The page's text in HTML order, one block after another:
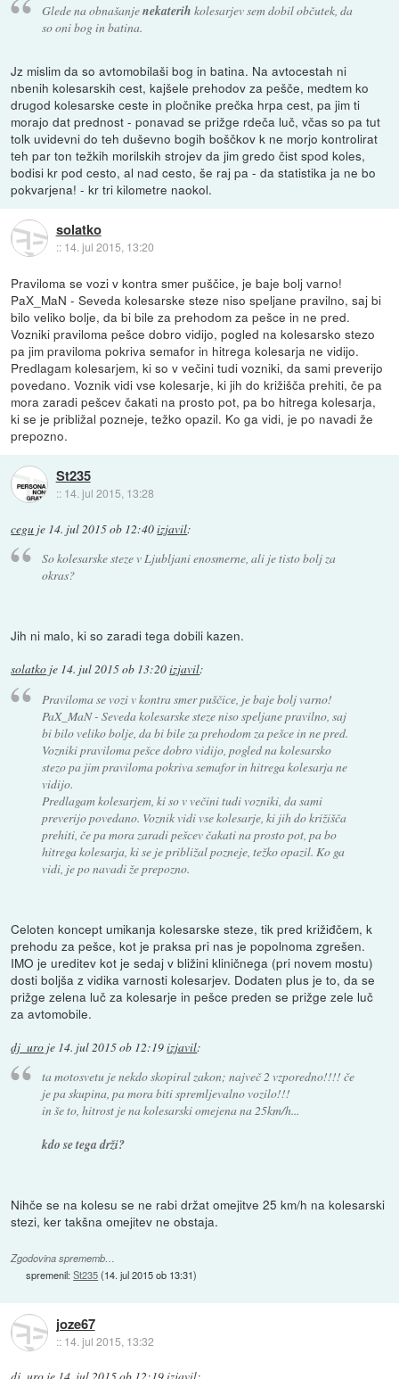
Glede na obnašanjenekaterih kolesarjev sem dobil občutek, da
so oni bog in batina.
Jz mislim da so avtomobilaši bog in batina. Na avtocestah ni
nbenih kolesarskih cest, kajšele prehodov za pešče, medtem ko
drugod kolesarske ceste in pločnike prečka hrpa cest, pa jim ti
morajo dat prednost - ponavad se prižge rdeča luč, včas so pa tut
tolk uvidevni do teh duševno bogih boščkov k ne morjo kontrolirat
teh par ton težkih morilskih strojev da jim gredo čist spod koles,
bodisi kr pod cesto, al nad cesto, še raj pa - da statistika ja ne bo
pokvarjena! - kr tri kilometre naokol.
solatko
:: 14. jul 2015, 13:20
Praviloma se vozi v kontra smer puščice, je baje bolj varno!
PaX_MaN - Seveda kolesarske steze niso speljane pravilno, saj bi
bilo veliko bolje, da bi bile za prehodom za pešce in ne pred.
Vozniki praviloma pešce dobro vidijo, pogled na kolesarsko stezo
pa jim praviloma pokriva semafor in hitrega kolesarja ne vidijo.
Predlagam kolesarjem, ki so v večini tudi vozniki, da sami preverijo
povedano. Voznik vidi vse kolesarje, ki jih do križišča prehiti, če pa
mora zaradi pešcev čakati na prosto pot, pa bo hitrega kolesarja,
ki se je približal pozneje, težko opazil. Ko ga vidi, je po navadi že
prepozno.
St235
:: 14. jul 2015, 13:28
cegu je 14. jul 2015 ob 12:40izjavil:
So kolesarske steze v Ljubljani enosmerne, ali je tisto bolj za
okras?
Jih ni malo, ki so zaradi tega dobili kazen.
solatko je 14. jul 2015 ob 13:20izjavil:
Praviloma se vozi v kontra smer puščice, je baje bolj varno!
PaX_MaN - Seveda kolesarske steze niso speljane pravilno, saj
bi bilo veliko bolje, da bi bile za prehodom za pešce in ne pred.
Vozniki praviloma pešce dobro vidijo, pogled na kolesarsko
stezo pa jim praviloma pokriva semafor in hitrega kolesarja ne
vidijo.
Predlagam kolesarjem, ki so v večini tudi vozniki, da sami
preverijo povedano. Voznik vidi vse kolesarje, ki jih do križišča
prehiti, če pa mora zaradi pešcev čakati na prosto pot, pa bo
hitrega kolesarja, ki se je približal pozneje, težko opazil. Ko ga
vidi, je po navadi že prepozno.
Celoten koncept umikanja kolesarske steze, tik pred križiđčem, k
prehodu za pešce, kot je praksa pri nas je popolnoma zgrešen.
IMO je ureditev kot je sedaj v bližini kliničnega (pri novem mostu)
dosti boljša z vidika varnosti kolesarjev. Dodaten plus je to, da se
prižge zelena luč za kolesarje in pešce preden se prižge zele luč
za avtomobile.
dj_uro je 14. jul 2015 ob 12:19izjavil:
ta motosvetu je nekdo skopiral zakon; največ 2 vzporedno!!!! če
je pa skupina, pa mora biti spremljevalno vozilo!!!
in še to, hitrost je na kolesarski omejena na 25km/h...
kdo se tega drži?
Nihče se na kolesu se ne rabi držat omejitve 25 km/h na kolesarski
stezi, ker takšna omejitev ne obstaja.
Zgodovina sprememb…
spremenil:St235(14. jul 2015 ob 13:31)
joze67
:: 14. jul 2015, 13:32